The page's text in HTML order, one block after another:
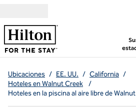
Ubicaciones / EE. UU. / California /
Hoteles en Walnut Creek
/
Hoteles en la piscina al aire libre de